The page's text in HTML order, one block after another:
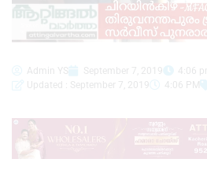
Admin YS September 7, 2019
4:06
Updated : September 7, 2019
4:06 PM